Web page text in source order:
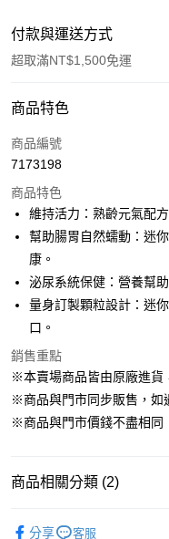
付款與運送方式
超取滿NT$1,500免運
付款方式
信用卡一次付款
LINE Pay
Apple Pay
街口支付
悠遊付
ATM付款
貨到付款
每筆NT$80，滿NT$1,500(
商品特色
商品編號
7173198
商品特色
維持活力：熟齡元氣配
幫助腸胃自然蠕動：迷
康。
泌尿系統保健：營養幫
量身訂製顆粒設計：迷
口。
銷售重點
※本賣場商品皆由原廠進貨
※商品與門市同步販售，如
※商品與門市價錢不盡相同
商品相關分類 (2)
分享 客服